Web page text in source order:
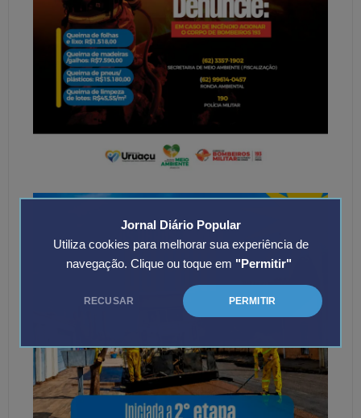
Jornal Diário Popular
Utiliza cookies para melhorar sua experiência de
navegação. Clique ou toque em "Permitir"
RECUSAR PERMITIR